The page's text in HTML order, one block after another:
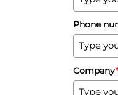
Phone
Company*